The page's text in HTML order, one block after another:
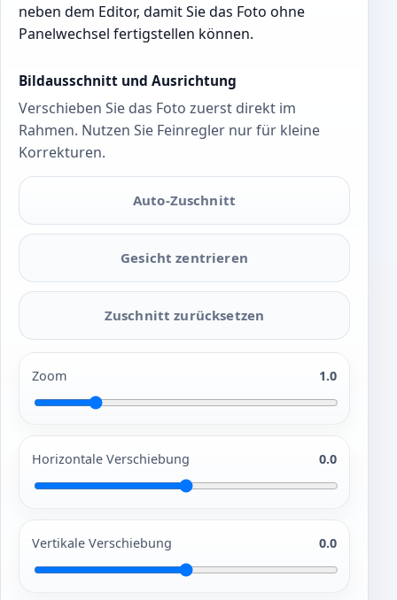
neben dem Editor, damit Sie das Foto ohne
Panelwechsel fertigstellen können.
Bildausschnitt und Ausrichtung
Verschieben Sie das Foto zuerst direkt im
Rahmen. Nutzen Sie Feinregler nur für kleine
Korrekturen.
Auto-Zuschnitt
Gesicht zentrieren
Zuschnitt zurücksetzen
Zoom 1.0
Horizontale Verschiebung 0.0
Vertikale Verschiebung 0.0